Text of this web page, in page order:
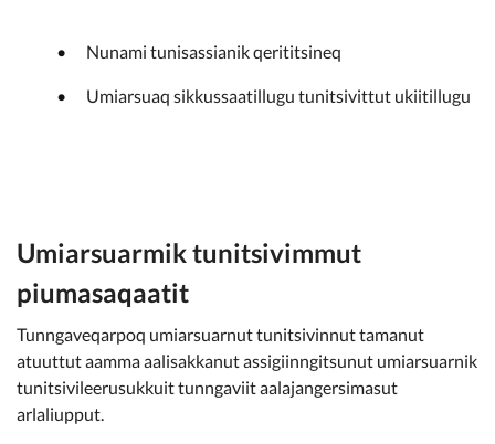
Nunami tunisassianik qerititsineq
Umiarsuaq sikkussaatillugu tunitsivittut ukiitillugu
Umiarsuarmik tunitsivimmut
piumasaqaatit
Tunngaveqarpoq umiarsuarnut tunitsivinnut tamanut
atuuttut aamma aalisakkanut assigiinngitsunut umiarsuarnik
tunitsivileerusukkuit tunngaviit aalajangersimasut
arlaliupput.